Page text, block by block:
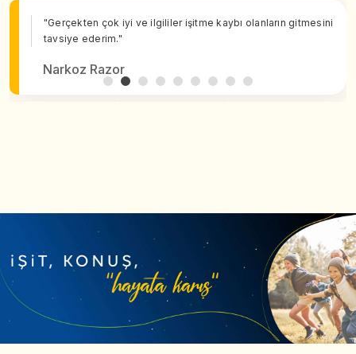
"Gerçekten çok iyi ve ilgililer işitme kaybı olanların gitmesini
tavsiye ederim."
Narkoz Razor